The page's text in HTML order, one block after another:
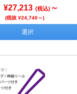
¥27,213 (税込) ～
(税抜 ¥24,740～)
選択